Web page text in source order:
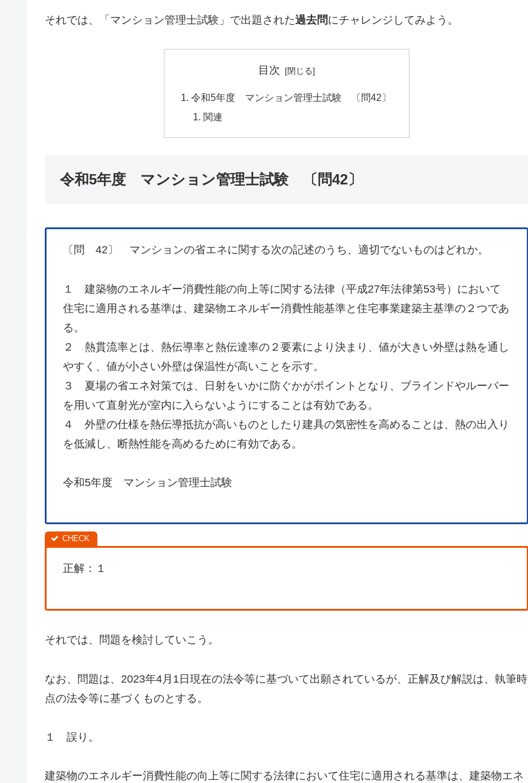
それでは、「マンション管理士試験」で出題された過去問にチャレンジしてみよう。
目次
令和5年度 マンション管理士試験 〔問42〕
関連
令和5年度 マンション管理士試験 〔問42〕
〔問 42〕 マンションの省エネに関する次の記述のうち、適切でないものはどれか。
１ 建築物のエネルギー消費性能の向上等に関する法律（平成27年法律第53号）において
住宅に適用される基準は、建築物エネルギー消費性能基準と住宅事業建築主基準の２つであ
る。
２ 熱貫流率とは、熱伝導率と熱伝達率の２要素により決まり、値が大きい外壁は熱を通し
やすく、値が小さい外壁は保温性が高いことを示す。
３ 夏場の省エネ対策では、日射をいかに防ぐかがポイントとなり、ブラインドやルーバー
を用いて直射光が室内に入らないようにすることは有効である。
４ 外壁の仕様を熱伝導抵抗が高いものとしたり建具の気密性を高めることは、熱の出入り
を低減し、断熱性能を高めるために有効である。
令和5年度 マンション管理士試験
正解：１
それでは、問題を検討していこう。
なお、問題は、2023年4月1日現在の法令等に基づいて出願されているが、正解及び解説は、執筆時
点の法令等に基づくものとする。
１ 誤り。
建築物のエネルギー消費性能の向上等に関する法律において住宅に適用される基準は、建築物エネ